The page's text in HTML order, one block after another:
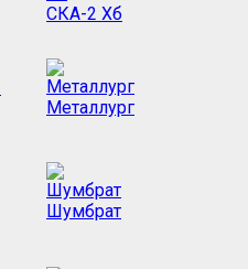
СКА-2 Хб
Металлург
Шумбрат